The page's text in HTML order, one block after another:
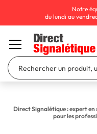
Direct Signalétique : expert
pour les
Notre
du lundi au